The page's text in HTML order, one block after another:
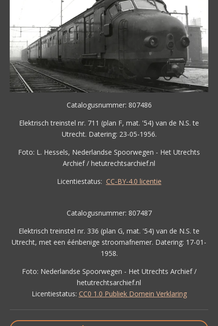
Catalogusnummer: 807486
Elektrisch treinstel nr. 711 (plan F, mat. '54) van de N.S. te
Utrecht. Datering: 23-05-1956.
Foto: L. Hessels, Nederlandse Spoorwegen - Het Utrechts
Archief / hetutrechtsarchief.nl
Licentiestatus: CC-BY-4.0 licentie
Catalogusnummer: 807487
Elektrisch treinstel nr. 336 (plan G, mat. '54) van de N.S. te
Utrecht, met een éénbenige stroomafnemer. Datering: 17-01-
1958.
Foto: Nederlandse Spoorwegen - Het Utrechts Archief /
hetutrechtsarchief.nl
Licentiestatus: CC0 1.0 Publiek Domein Verklaring